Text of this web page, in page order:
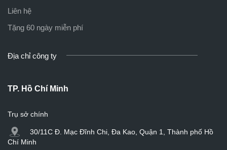
Liên hệ
Tặng 60 ngày miễn phí
Địa chỉ công ty
TP. Hồ Chí Minh
Trụ sở chính
30/11C Đ. Mạc Đĩnh Chi, Đa Kao, Quận 1, Thành phố Hồ
Chí Minh